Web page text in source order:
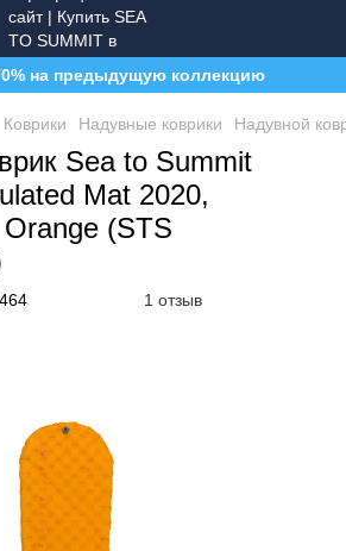
на предыдущую коллекцию
Коврики Надувные коврики Надувной
Sea to Summit
Mat 2020,
(STS
1 отзыв